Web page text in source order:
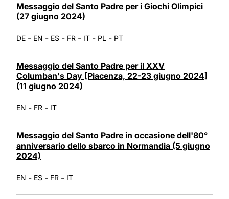
Messaggio del Santo Padre per i Giochi Olimpici
(27 giugno 2024)
DE - EN - ES - FR - IT - PL - PT
Messaggio del Santo Padre per il XXV
Columban's Day [Piacenza, 22-23 giugno 2024]
(11 giugno 2024)
EN - FR - IT
Messaggio del Santo Padre in occasione dell'80°
anniversario dello sbarco in Normandia (5 giugno
2024)
EN - ES - FR - IT